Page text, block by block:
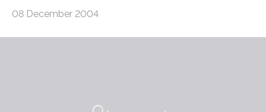
08 December 2004